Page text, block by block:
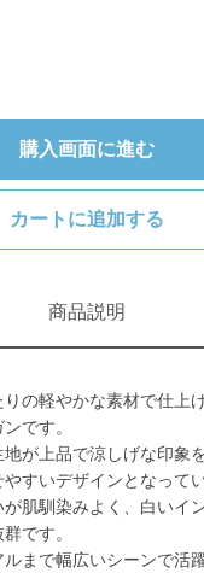
購入画面に進む
カートに追加する
商品説明
の軽やかな素材で仕上
です。
が上品で涼しげな印象
すいデザインとなってい
肌馴染みよく、白いイ
です。
まで幅広いシーンで活